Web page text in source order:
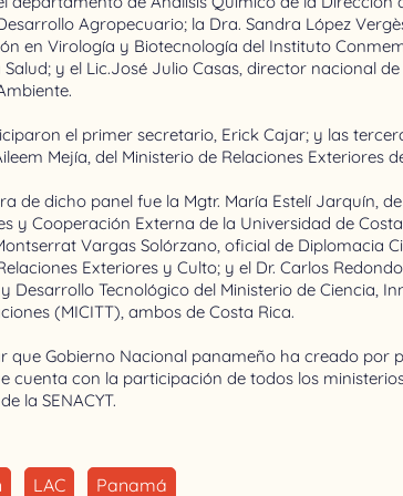
Agropecuario; la Dra. Sandra López
en Virología y Biotecnología del Instituto
Salud; y el Lic.José Julio Casas, director nacional
el primer secretario, Erick Cajar; y las
Mejía, del Ministerio de Relaciones Exteriores
de dicho panel fue la Mgtr. María Estelí Jarquín,
y Cooperación Externa de la Universidad de
Vargas Solórzano, oficial de Diplomacia
Exteriores y Culto; y el Dr. Carlos
Desarrollo Tecnológico del Ministerio de Ciencia,
(MICITT), ambos de Costa Rica.
que Gobierno Nacional panameño ha creado por
cuenta con la participación de todos los
la SENACYT.
LAC Panamá